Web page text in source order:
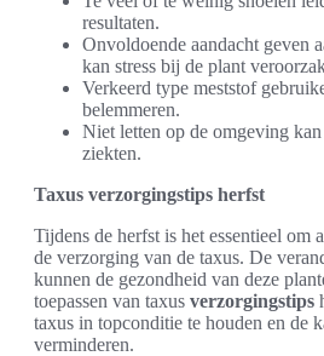
resultaten.
Onvoldoende aandacht geven
kan stress bij de plant
Verkeerd type meststof
belemmeren.
Niet letten op de omgeving
ziekten.
Taxus verzorgingstips herfst
Tijdens de herfst is het essentieel om
de verzorging van de taxus. De
kunnen de gezondheid van deze
toepassen van taxus verzorgingstips
taxus in topconditie te houden en de
verminderen.